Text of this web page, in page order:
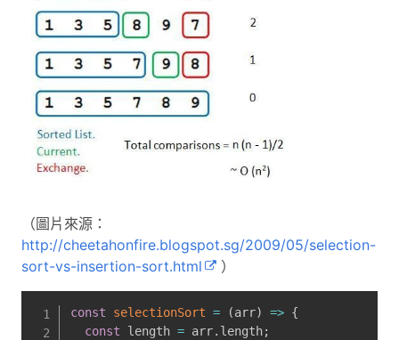
（圖片來源：
http://cheetahonfire.blogspot.sg/2009/05/selection-
sort-vs-insertion-sort.html
）
const selectionSort = (arr) => {
const length = arr. length;